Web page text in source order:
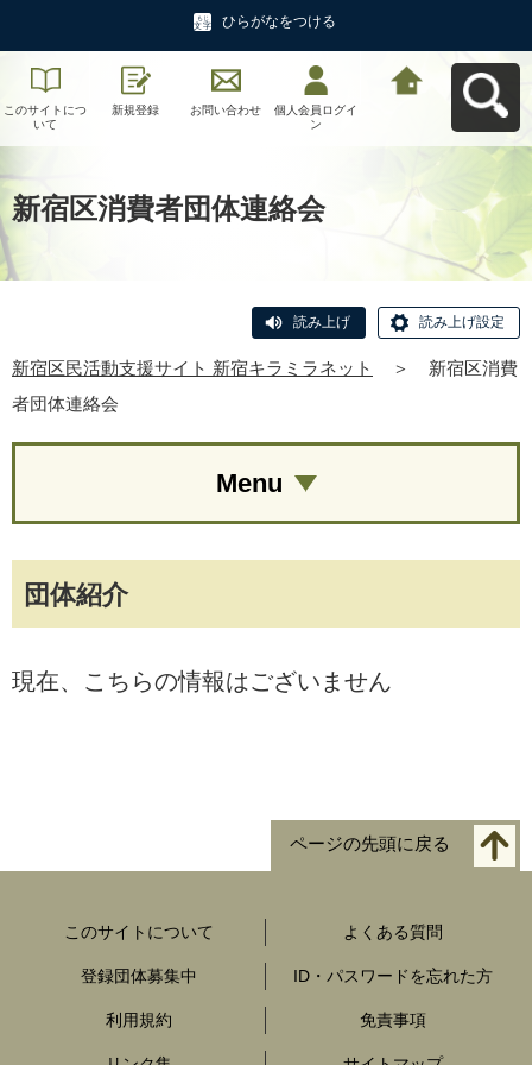
ひらがなをつける
このサイトにつ
いて
新規登録 お問い合わせ
個人会員ログイ
ン
新宿区消費者団体連絡会
読み上げ 読み上げ設定
新宿区民活動支援サイト 新宿キラミラネット ＞
新宿区消費
者団体連絡会
団体紹介
現在、こちらの情報はございません
Menu
ページの先頭に戻る
このサイトについて よくある質問
登録団体募集中 ID・パスワードを忘れた方
利用規約 免責事項